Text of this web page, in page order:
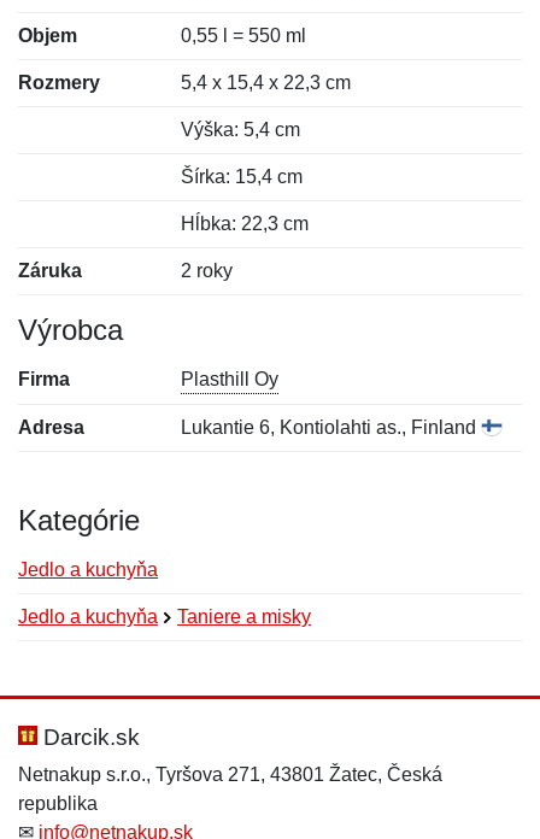
Objem 0,55 l = 550 ml
Rozmery 5,4 x 15,4 x 22,3 cm
Výška: 5,4 cm
Šírka: 15,4 cm
Hĺbka: 22,3 cm
Záruka 2 roky
Výrobca
Firma Plasthill Oy
Adresa Lukantie 6, Kontiolahti as., Finland
Kategórie
Jedlo a kuchyňa
Jedlo a kuchyňa Taniere a misky
Hodnotenie:
Meno:*
Meno:
E-mail:*
Darcik.sk
Netnakup s.r.o., Tyršova 271, 43801 Žatec, Česká
republika
✉ info@netnakup.sk